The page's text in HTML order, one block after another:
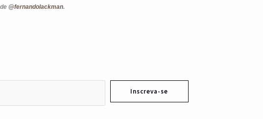
de @fernandolackman.
Inscreva-se